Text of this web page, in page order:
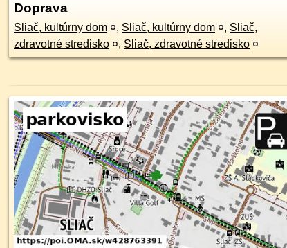
Doprava
Sliač, kultúrny dom ¤, Sliač, kultúrny dom ¤, Sliač,
zdravotné stredisko ¤, Sliač, zdravotné stredisko ¤